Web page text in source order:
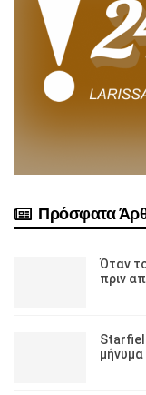
Πρόσφατα
Όταν
πριν
μήνυμα